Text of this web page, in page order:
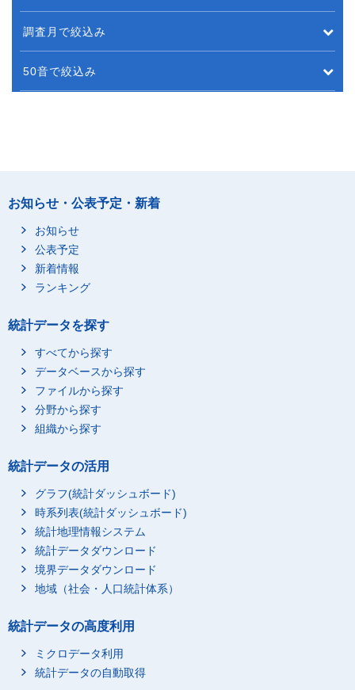
調査月で絞込み
50音で絞込み
お知らせ・公表予定・新着
お知らせ
公表予定
新着情報
ランキング
統計データを探す
すべてから探す
データベースから探す
ファイルから探す
分野から探す
組織から探す
統計データの活用
グラフ(統計ダッシュボード)
時系列表(統計ダッシュボード)
統計地理情報システム
統計データダウンロード
境界データダウンロード
地域（社会・人口統計体系）
統計データの高度利用
ミクロデータ利用
統計データの自動取得